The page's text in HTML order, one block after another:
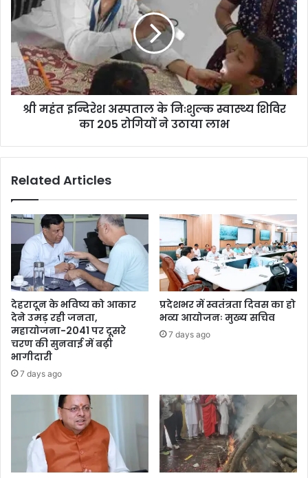
श्री महंत इन्दिरेश अस्पताल के निःशुल्क स्वास्थ्य शिविर
का 205 रोगियों ने उठाया लाभ
Related Articles
देहरादून के भविष्य को आकार
देने उमड़ रही जनता,
महायोजना-2041 पर दूसरे
चरण की सुनवाई में बढ़ी
भागीदारी
7 days ago
प्रदेशभर में स्वतंत्रता दिवस का हो
भव्य आयोजनः मुख्य सचिव
7 days ago